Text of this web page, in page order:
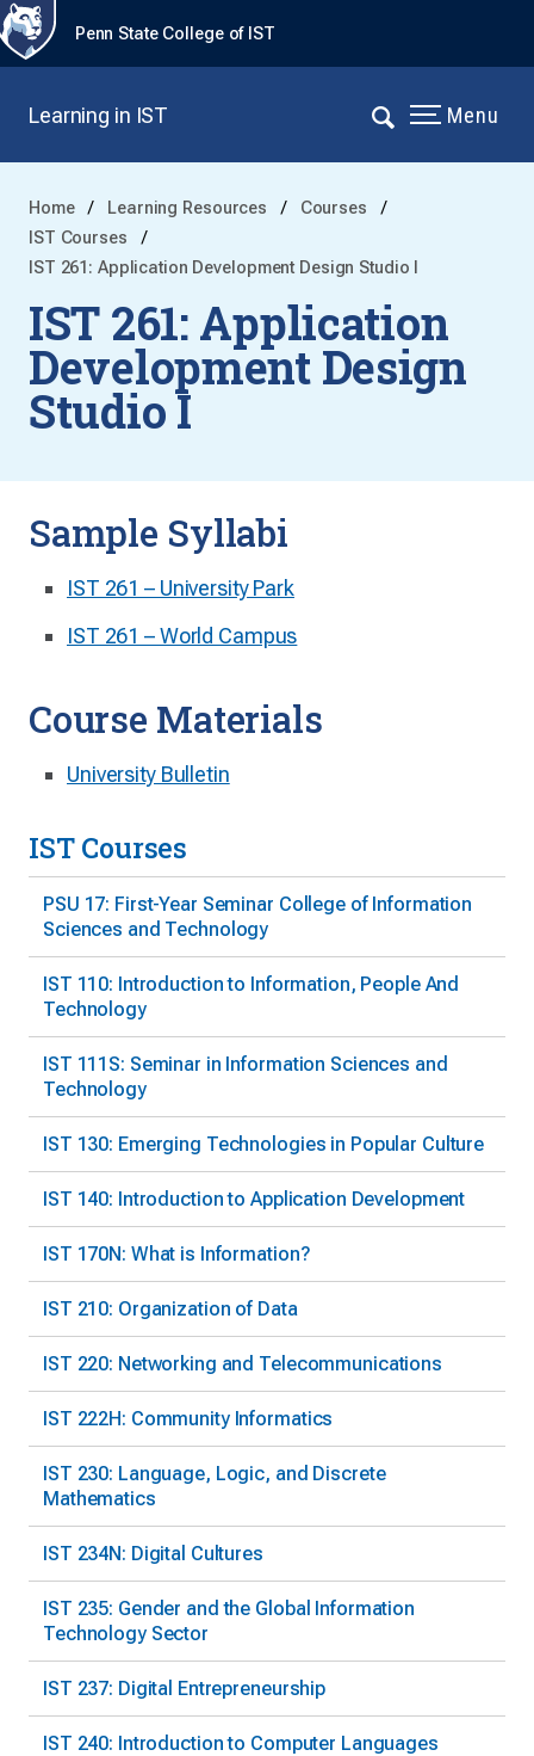
Penn State College of IST
Learning in IST Menu
Home Learning Resources
Courses
IST Courses
IST 261: Application Development Design Studio I
IST 261: Application
Development Design
Studio I
Sample Syllabi
IST 261 – University Park
IST 261 – World Campus
Course Materials
University Bulletin
IST Courses
PSU 17: First-Year Seminar College of Information
Sciences and Technology
IST 110: Introduction to Information, People And
Technology
IST 111S: Seminar in Information Sciences and
Technology
IST 130: Emerging Technologies in Popular Culture
IST 140: Introduction to Application Development
IST 170N: What is Information?
IST 210: Organization of Data
IST 220: Networking and Telecommunications
IST 222H: Community Informatics
IST 230: Language, Logic, and Discrete
Mathematics
IST 234N: Digital Cultures
IST 235: Gender and the Global Information
Technology Sector
IST 237: Digital Entrepreneurship
IST 240: Introduction to Computer Languages